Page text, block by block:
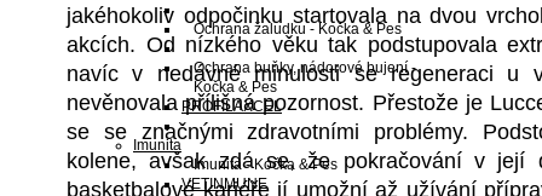
Ochrana žaludku - Kočka & Pes
Ochrana buňky, nádorové bujení -
Kočka & Pes
PROFILAXCEL
Imunita
Imunita - Kočka & Pes
VETINMUNE
jakéhokoliv odpočinku startovala na dvou
akcích. Od nízkého věku tak podstupovala
navíc v nedávné minulosti se regeneraci u
nevěnovala přílišná pozornost. Přestože je
se se značnými zdravotními problémy.
kolene, avšak zdá se, že pokračování v její
basketbalové kariéře jí umožní až užívání